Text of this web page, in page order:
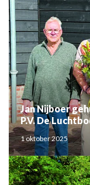
Jan Nijboer
P.V. De
1 oktober 2025